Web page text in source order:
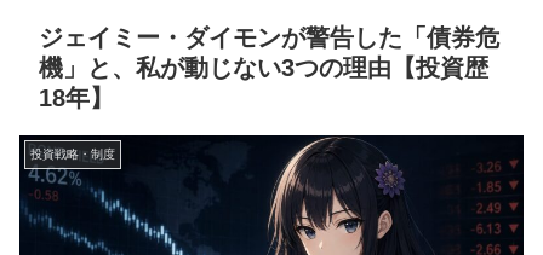
ジェイミー・ダイモンが警告した「債券危
機」と、私が動じない3つの理由【投資歴
18年】
投資戦略・制度